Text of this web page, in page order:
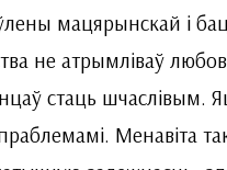
мацярынскай і
не атрымліваў
стаць шчаслівым.
Менавіта